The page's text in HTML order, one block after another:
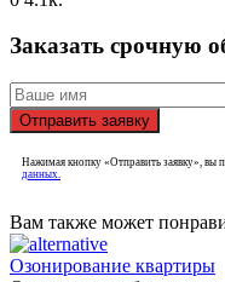
Заказать срочную
Отправить заявку
Нажимая кнопку «Отправить заявку», вы
данных.
Вам также может
Озонирование квартиры